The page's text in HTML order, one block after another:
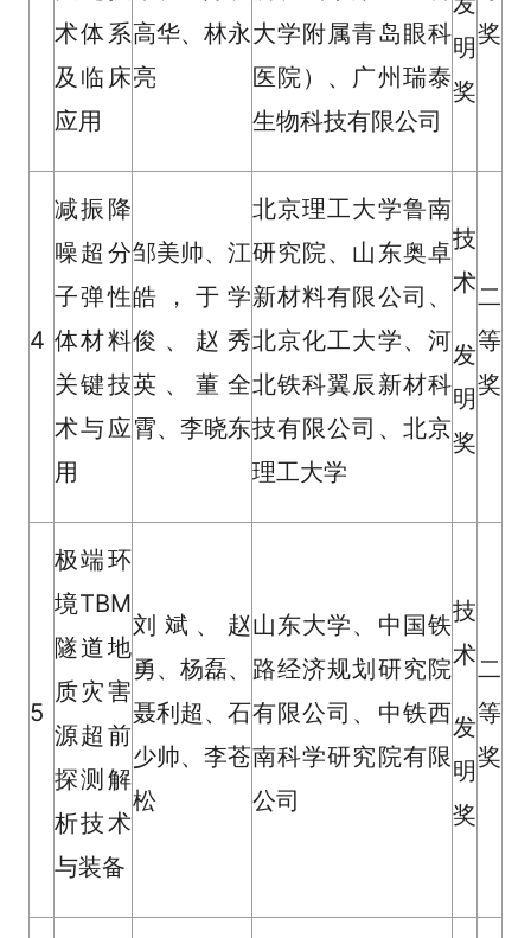
术体系
及临床
应用
高华、林永
亮
大学附属青岛眼科
医院）、广州瑞泰
生物科技有限公司
明
奖
奖
4
减振降
噪超分
子弹性
体材料
关键技
术与应
用
邹美帅、江
皓，于学
俊、赵秀
英、董全
霄、李晓东
北京理工大学鲁南
研究院、山东奥卓
新材料有限公司、
北京化工大学、河
北铁科翼辰新材科
技有限公司、北京
理工大学
技
术
发
明
奖
二
等
奖
5
极端环
境TBM
隧道地
质灾害
源超前
探测解
析技术
与装备
刘斌、赵
勇、杨磊、
聂利超、石
少帅、李苍
松
山东大学、中国铁
路经济规划研究院
有限公司、中铁西
南科学研究院有限
公司
技
术
发
明
奖
二
等
奖